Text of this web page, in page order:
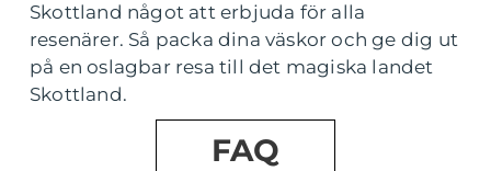
Skottland något att erbjuda för alla
resenärer. Så packa dina väskor och ge dig ut
på en oslagbar resa till det magiska landet
Skottland.
FAQ